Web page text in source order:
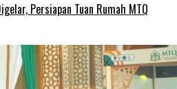
Persiapan Tuan Rumah MTQ